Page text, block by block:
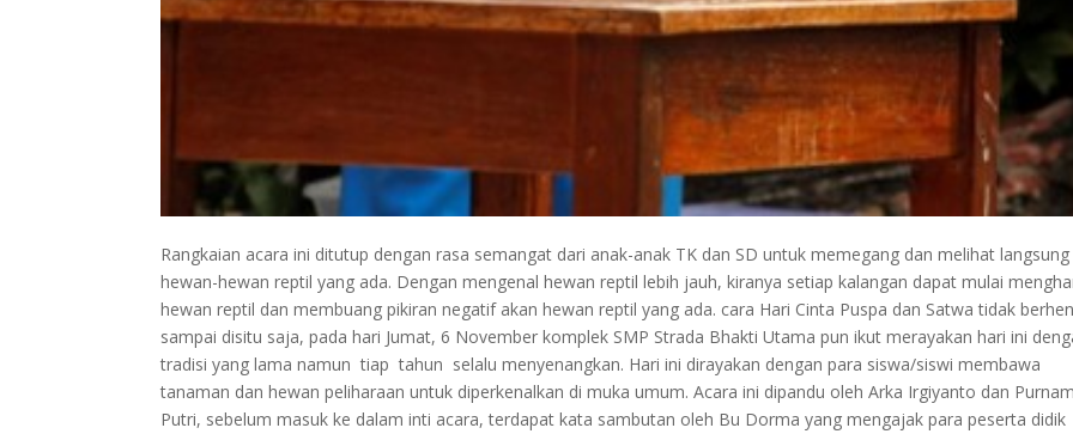
Rangkaian acara ini ditutup dengan rasa semangat dari anak-anak TK dan SD untuk memegang dan melihat langsung
hewan-hewan reptil yang ada. Dengan mengenal hewan reptil lebih jauh, kiranya setiap kalangan dapat mulai
hewan reptil dan membuang pikiran negatif akan hewan reptil yang ada. cara Hari Cinta Puspa dan Satwa tidak
sampai disitu saja, pada hari Jumat, 6 November komplek SMP Strada Bhakti Utama pun ikut merayakan hari ini
tradisi yang lama namun tiap tahun selalu menyenangkan. Hari ini dirayakan dengan para siswa/siswi membawa
tanaman dan hewan peliharaan untuk diperkenalkan di muka umum. Acara ini dipandu oleh Arka Irgiyanto dan
Putri, sebelum masuk ke dalam inti acara, terdapat kata sambutan oleh Bu Dorma yang mengajak para peserta didik